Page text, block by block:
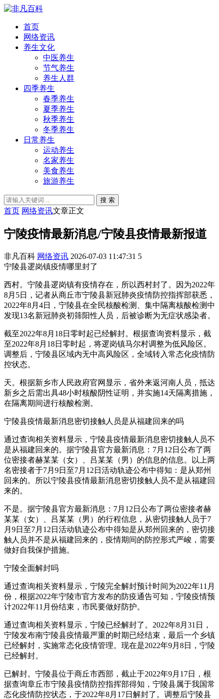
首页
网络资讯
养生文化
中医养生
节气养生
养生人群
四季养生
春季养生
夏季养生
秋季养生
冬季养生
日常养生
运动养生
名家养生
美食养生
旅游养生
搜 索
首页 网络资讯文章正文
宁陵疫情最新消息/宁陵县疫情最新报道
非凡百科 网络资讯 2026-07-03 11:47:31 5
宁陵县逻岗镇疫情哪里封了
西村。宁陵县逻岗镇有疫情存在，所以西村封了。因为2022年
8月5日，记者从商丘市宁陵县新冠肺炎疫情防控指挥部获悉，
2022年8月4日，宁陵县在全民核酸检测、集中隔离核酸检测中
发现13名新冠肺炎初筛阳性人员，后被诊断为无症状感染者。
截至2022年8月18日零时起已经解封。根据查询资料显示，截
至2022年8月18日零时起，将逻岗镇马尔村调整为低风险区。
调整后，宁陵县区域内无中高风险区，全域转入常态化疫情防
控状态。
天。根据新乡市人民政府官网显示，省外来返河南人员，抵达
新乡之后需出具48小时核酸阴性证明，并实施14天隔离措施，
在隔离期间进行核酸检测。
宁陵县疫情最新消息密切接触人员是从福建回来的吗
通过查询相关资料显示，宁陵县疫情最新消息密切接触人员不
是从福建回来的。据宁陵县官方最新消息：7月12日公布了两
位密接者赫某某（女）、吕某某（男）的信息的信息。以上两
名密接者于7月9日至7月12日活动轨迹公布中得知：是从郑州
回来的。所以宁陵县疫情最新消息密切接触人员不是从福建回
来的。
不是。据宁陵县官方最新消息：7月12日公布了两位密接者赫
某某（女）、吕某某（男）的行程信息，从密切接触人员于7
月9日至7月12日活动轨迹公布中得知是从郑州回来的，密切接
触人员并不是从福建回来的，疫情期间的防控形式严峻，需要
做好自我保护措施。
宁陵全面解封吗
通过查询相关资料显示，宁陵完全解封预计时间为2022年11月
份，根据2022年宁陵市官方发布的防疫通告可知，宁陵疫情预
计2022年11月份结束，市民要做好防护。
通过查询相关资料显示，宁陵已经解封了。2022年8月31日，
宁陵发布南宁陵县疫情最严重的时期已经结束，最后一个乡镇
已经解封，实施常态化疫情管理。现在是2022年9月8日，宁陵
已经解封。
已解封。宁陵县位于商丘市西部，截止于2022年9月17日，根
据查询章丘市宁陵县疫情防控指挥部得知，宁陵县属于我国常
态化疫情防控状态，于2022年8月17日解封了。调整后宁陵县